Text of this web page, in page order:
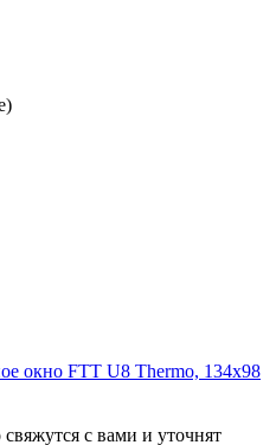
окно FTT U8 Thermo, 134x98
с вами и уточнят